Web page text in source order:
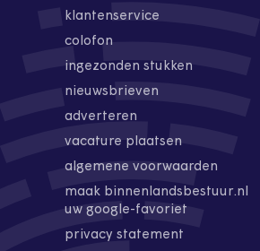
klantenservice
colofon
ingezonden stukken
nieuwsbrieven
adverteren
vacature plaatsen
algemene voorwaarden
maak binnenlandsbestuur.nl
uw google-favoriet
privacy statement